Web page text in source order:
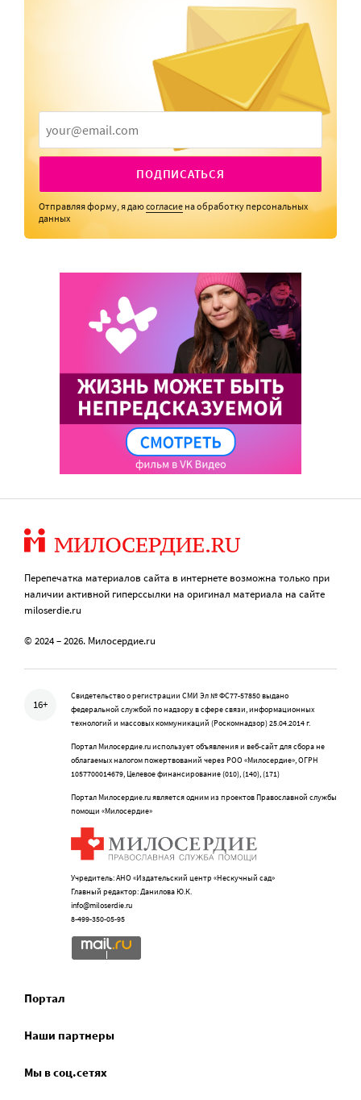
ПОДПИСАТЬСЯ
Отправляя форму, я даюсогласие на обработку персональных
данных
Перепечатка материалов сайта в интернете возможна только при
наличии активной гиперссылки на оригинал материала на сайте
miloserdie.ru
© 2024 – 2026. Милосердие.ru
16+
Свидетельство о регистрации СМИ Эл № ФС77-57850 выдано
федеральной службой по надзору в сфере связи, информационных
технологий и массовых коммуникаций (Роскомнадзор) 25.04.2014 г.
Портал Милосердие.ru использует объявления и веб-сайт для сбора не
облагаемых налогом пожертвований через РОО «Милосердие», ОГРН
1057700014679, Целевое финансирование (010), (140), (171)
Портал Милосердие.ru является одним из проектов Православной службы
помощи «Милосердие»
Учредитель: АНО «Издательский центр «Нескучный сад»
Главный редактор: Данилова Ю.К.
info@miloserdie.ru
8-499-350-05-95
Портал
Наши партнеры
Мы в соц.сетях